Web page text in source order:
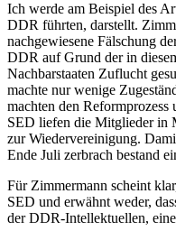
Ich werde am Beispiel des
DDR führten, darstellt.
nachgewiesene Fälschung
DDR auf Grund der in
Nachbarstaaten Zuflucht
machte nur wenige
machten den
SED liefen die Mitglieder in
zur Wiederver­einigung.
Ende Juli zerbrach bestand
Für Zimmermann scheint
SED und erwähnt weder,
der DDR-Intellektuellen,